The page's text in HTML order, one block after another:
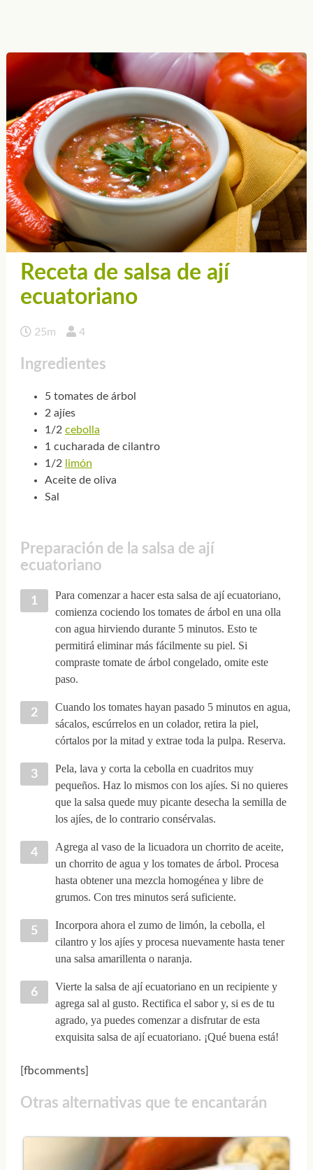
Receta de salsa de ají
ecuatoriano
25m 4
Ingredientes
5 tomates de árbol
2 ajíes
1/2 cebolla
1 cucharada de cilantro
1/2 limón
Aceite de oliva
Sal
Preparación de la salsa de ají
ecuatoriano
Para comenzar a hacer esta salsa de ají ecuatoriano,
comienza cociendo los tomates de árbol en una olla
con agua hirviendo durante 5 minutos. Esto te
permitirá eliminar más fácilmente su piel. Si
compraste tomate de árbol congelado, omite este
paso.
Cuando los tomates hayan pasado 5 minutos en agua,
sácalos, escúrrelos en un colador, retira la piel,
córtalos por la mitad y extrae toda la pulpa. Reserva.
Pela, lava y corta la cebolla en cuadritos muy
pequeños. Haz lo mismos con los ajíes. Si no quieres
que la salsa quede muy picante desecha la semilla de
los ajíes, de lo contrario consérvalas.
Agrega al vaso de la licuadora un chorrito de aceite,
un chorrito de agua y los tomates de árbol. Procesa
hasta obtener una mezcla homogénea y libre de
grumos. Con tres minutos será suficiente.
Incorpora ahora el zumo de limón, la cebolla, el
cilantro y los ajíes y procesa nuevamente hasta tener
una salsa amarillenta o naranja.
Vierte la salsa de ají ecuatoriano en un recipiente y
agrega sal al gusto. Rectifica el sabor y, si es de tu
agrado, ya puedes comenzar a disfrutar de esta
exquisita salsa de ají ecuatoriano. ¡Qué buena está!
[fbcomments]
Otras alternativas que te encantarán